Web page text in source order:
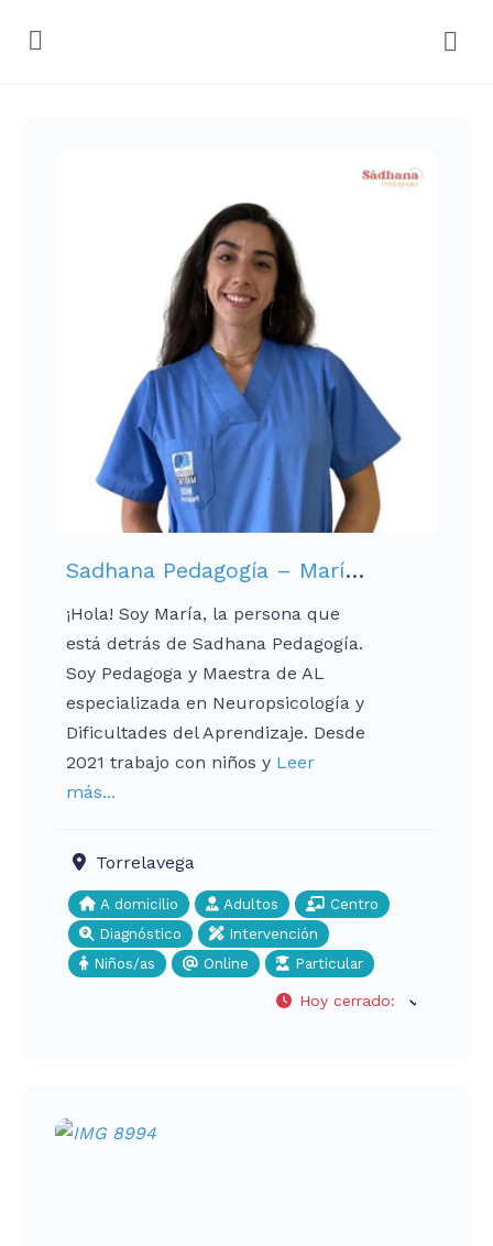
Sadhana Pedagogía – María de las Alas-Pumariño Rosellón
¡Hola! Soy María, la persona que
está detrás de Sadhana Pedagogía.
Soy Pedagoga y Maestra de AL
especializada en Neuropsicología y
Dificultades del Aprendizaje. Desde
2021 trabajo con niños y Leer
más...
Torrelavega
A domicilio Adultos
Centro
Diagnóstico
Intervención
Niños/as
Online Particular
Hoy cerrado: